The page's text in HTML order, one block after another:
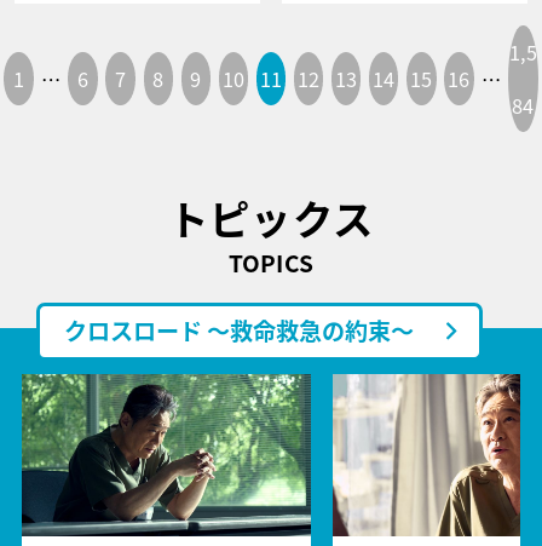
1 … 6 7 8 9 10 11 12 13 14 15 16 …
1,5
84
トピックス
TOPICS
クロスロード ～救命救急の約束～